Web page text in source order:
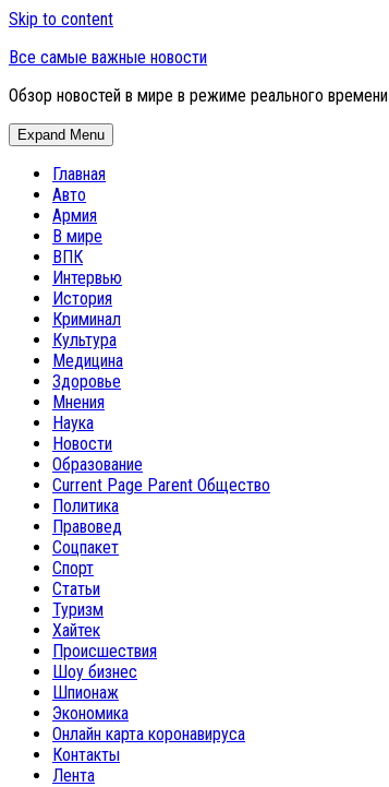
Skip to content
Все самые важные новости
Обзор новостей в мире в режиме реального времени
Expand Menu
Главная
Авто
Армия
В мире
ВПК
Интервью
История
Криминал
Культура
Медицина
Здоровье
Мнения
Наука
Новости
Образование
Current Page Parent Общество
Политика
Правовед
Соцпакет
Спорт
Статьи
Туризм
Хайтек
Происшествия
Шоу бизнес
Шпионаж
Экономика
Онлайн карта коронавируса
Контакты
Лента